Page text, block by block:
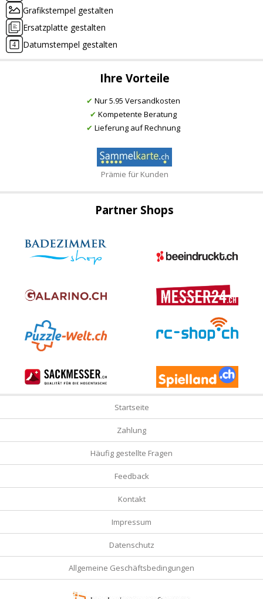
Grafikstempel gestalten
Ersatzplatte gestalten
Datumstempel gestalten
Ihre Vorteile
✔ Nur 5.95 Versandkosten
✔ Kompetente Beratung
✔ Lieferung auf Rechnung
Prämie für Kunden
Partner Shops
Startseite
Zahlung
Häufig gestellte Fragen
Feedback
Kontakt
Impressum
Datenschutz
Allgemeine Geschäftsbedingungen